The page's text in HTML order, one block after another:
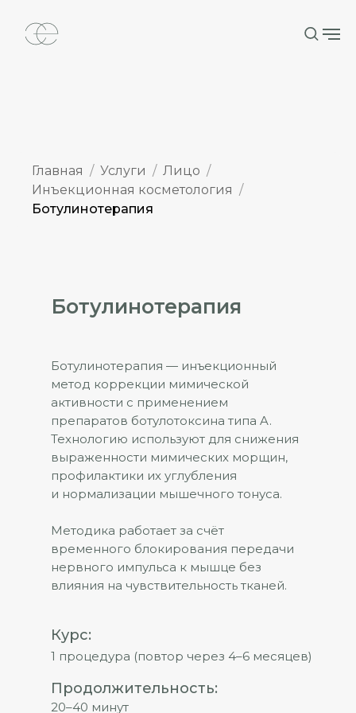
Главная Услуги
Лицо
Инъекционная косметология
Ботулинотерапия
Ботулинотерапия
Ботулинотерапия — инъекционный
метод коррекции мимической
активности с применением
препаратов ботулотоксина типа A.
Технологию используют для снижения
выраженности мимических морщин,
профилактики их углубления
и нормализации мышечного тонуса.
Методика работает за счёт
временного блокирования передачи
нервного импульса к мышце без
влияния на чувствительность тканей.
20–40 минут
Продолжительность:
1 процедура (повтор через 4–6 месяцев)
Курс: